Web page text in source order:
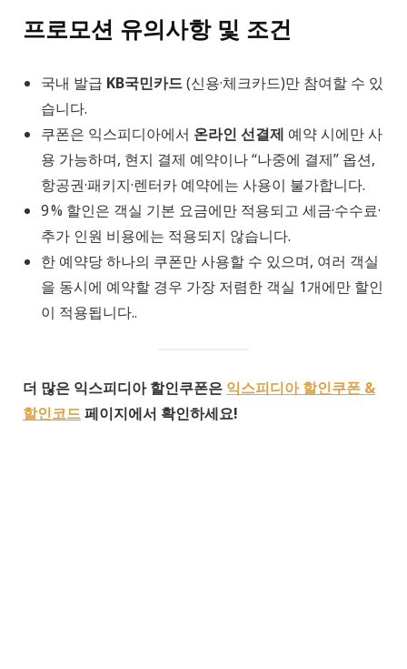
프로모션 유의사항 및 조건
국내 발급 KB국민카드(신용·체크카드)만 참여할 수 있
습니다.
쿠폰은 익스피디아에서 온라인 선결제 예약 시에만 사
용 가능하며, 현지 결제 예약이나 “나중에 결제” 옵션,
항공권·패키지·렌터카 예약에는 사용이 불가합니다.
9 % 할인은 객실 기본 요금에만 적용되고 세금·수수료·
추가 인원 비용에는 적용되지 않습니다.
한 예약당 하나의 쿠폰만 사용할 수 있으며, 여러 객실
을 동시에 예약할 경우 가장 저렴한 객실 1개에만 할인
이 적용됩니다..
더 많은 익스피디아 할인쿠폰은 익스피디아 할인쿠폰 &
할인코드페이지에서 확인하세요!